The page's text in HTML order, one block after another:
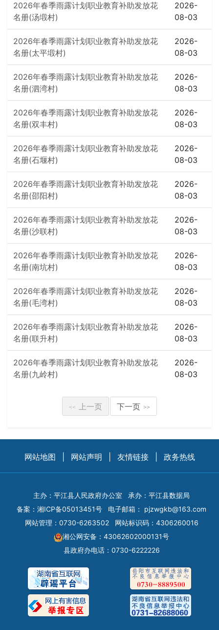
2026年春季雨露计划职业教育补助发放花
名册(汤塅村)
2026-
08-03
2026年春季雨露计划职业教育补助发放花
名册(太平塅村)
2026-
08-03
2026年春季雨露计划职业教育补助发放花
名册(泗湾村)
2026-
08-03
2026年春季雨露计划职业教育补助发放花
名册(双丰村)
2026-
08-03
2026年春季雨露计划职业教育补助发放花
名册(石堰村)
2026-
08-03
2026年春季雨露计划职业教育补助发放花
名册(邵阳村)
2026-
08-03
2026年春季雨露计划职业教育补助发放花
名册(沙联村)
2026-
08-03
2026年春季雨露计划职业教育补助发放花
名册(南坑村)
2026-
08-03
2026年春季雨露计划职业教育补助发放花
名册(毛湾村)
2026-
08-03
2026年春季雨露计划职业教育补助发放花
名册(联升村)
2026-
08-03
2026年春季雨露计划职业教育补助发放花
名册(九岭村)
2026-
08-03
<< 上一页 下一页 >>
网站地图 网站声明 友情链接 政务热线
主办：平江县人民政府办公室
承办：平江县数据局
备案： 湘ICP备05013451号 电子邮箱： pjzwgkb@163.com
网站管理：0730-6263502
网站标识码：4306260016
湘公网安备：43062602000131号
县政府办电话：0730-6222226